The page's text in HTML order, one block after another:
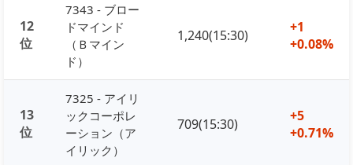
12
位
7343 - ブロー
ドマインド
（Ｂマイン
ド）
1,240(15:30)
+1
+0.08%
13
位
7325 - アイリ
ックコーポレ
ーション（ア
イリック）
709(15:30)
+5
+0.71%